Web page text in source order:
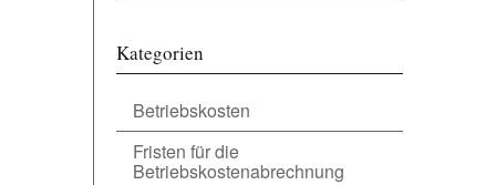
Kategorien
Betriebskosten
Fristen für die
Betriebskostenabrechnung